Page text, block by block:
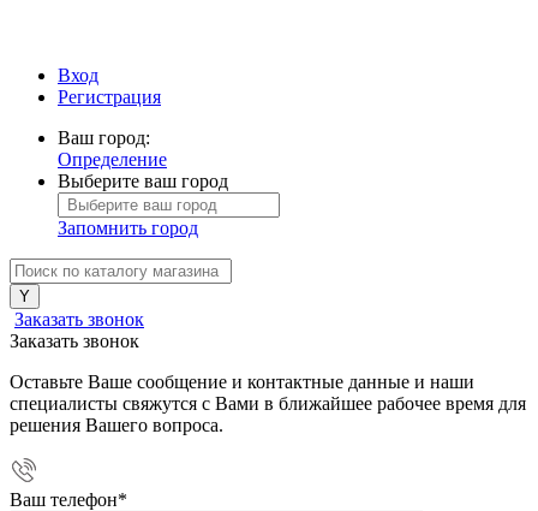
Вход
Регистрация
Ваш город:
Определение
Выберите ваш город
Запомнить город
Заказать звонок
Заказать звонок
Оставьте Ваше сообщение и контактные данные и наши
специалисты свяжутся с Вами в ближайшее рабочее время для
решения Вашего вопроса.
Ваш телефон*